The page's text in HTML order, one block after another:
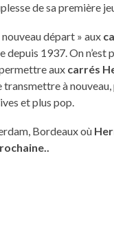
de sa première
départ » aux
1937. On n’est
aux carrés
à
et plus pop.
Bordeaux où